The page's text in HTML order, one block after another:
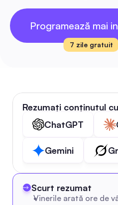
Programează mai
7 zile gratuit
Rezumați conținutul cu
ChatGPT
Gemini
Scurt rezumat
Vinerile arată ore de